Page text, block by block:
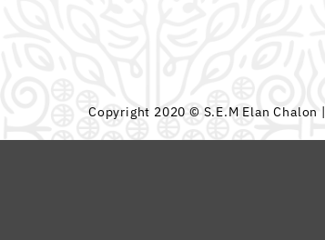
Copyright 2020 © S.E.M Elan Chalon |